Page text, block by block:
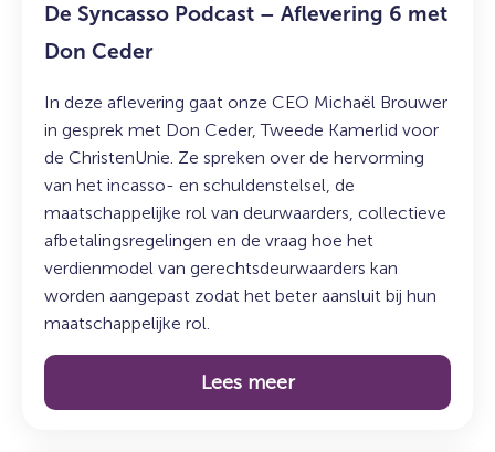
De Syncasso Podcast – Aflevering 6 met
Don Ceder
In deze aflevering gaat onze CEO Michaël Brouwer
in gesprek met Don Ceder, Tweede Kamerlid voor
de ChristenUnie. Ze spreken over de hervorming
van het incasso- en schuldenstelsel, de
maatschappelijke rol van deurwaarders, collectieve
afbetalingsregelingen en de vraag hoe het
verdienmodel van gerechtsdeurwaarders kan
worden aangepast zodat het beter aansluit bij hun
maatschappelijke rol.
Lees meer